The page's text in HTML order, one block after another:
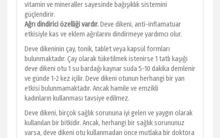
vitamin ve mineraller sayesinde bağışıklık sistemini
güçlendirir.
Ağrı dindirici özelliği vardır.Deve dikeni, anti-inflamatuar
etkisiyle kas ve eklem ağrılarını dindirmeye yardımcı olur.
Deve dikeninin çay, tonik, tablet veya kapsül formları
bulunmaktadır. Çay olarak tüketilmek istenirse 1 tatlı kaşığı
deve dikeni otu 1 su bardağı kaynar suda 5-10 dakika demlenir
ve günde 1-2 kez içilir. Deve dikeni otunun herhangi bir yan
etkisi bulunmamaktadır. Ancak hamile ve emzikli
kadınların kullanması tavsiye edilmez.
Deve dikeni, birçok sağlık sorununa iyi gelen ve yaygın olarak
kullanılan bir bitkidir. Ancak, herhangi bir sağlık sorununuz
varsa, deve dikeni otu kullanmadan önce mutlaka bir doktora